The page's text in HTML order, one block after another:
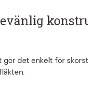
gör det enkelt för